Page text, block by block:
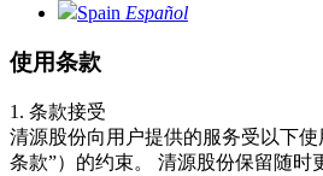
Spain Español
使用条款
1. 条款接受
清源股份向用户提供的服务受以下使
条款”）的约束。 清源股份保留随时